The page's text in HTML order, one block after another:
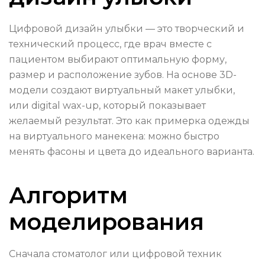
Цифровой дизайн улыбки — это творческий и
технический процесс, где врач вместе с
пациентом выбирают оптимальную форму,
размер и расположение зубов. На основе 3D-
модели создают виртуальный макет улыбки,
или digital wax-up, который показывает
желаемый результат. Это как примерка одежды
на виртуального манекена: можно быстро
менять фасоны и цвета до идеального варианта.
Алгоритм
моделирования
Сначала стоматолог или цифровой техник